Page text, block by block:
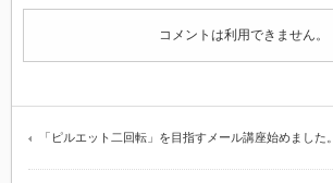
コメントは利用できません。
「ピルエット二回転」を目指すメール講座始めました。